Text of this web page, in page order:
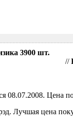
3900 шт.
//
08.07.2008. Цена
Лучшая цена